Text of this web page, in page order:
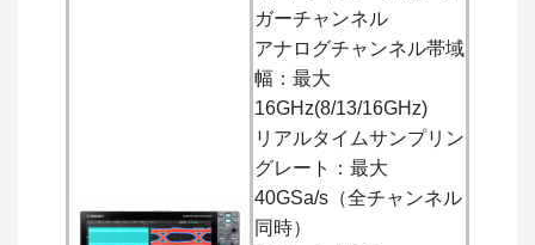
ガーチャンネル
アナログチャンネル帯域
幅：最大
16GHz(8/13/16GHz)
リアルタイムサンプリン
グレート：最大
40GSa/s（全チャンネル
同時）